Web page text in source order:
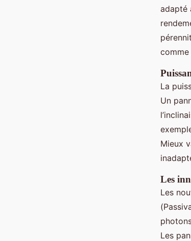
adapté
comme
La
Un
Mieux
Les
Les
Les